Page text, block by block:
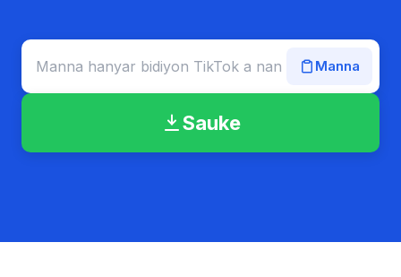
Manna
Sauke